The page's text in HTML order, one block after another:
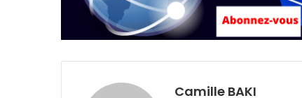
Camille BAKI